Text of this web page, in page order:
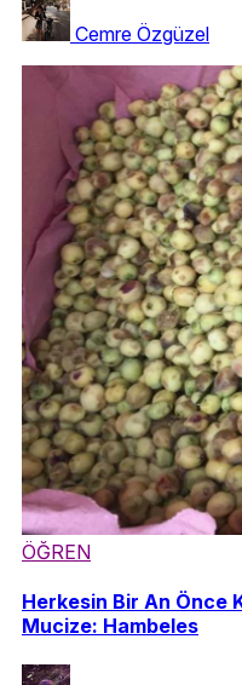
Cemre Özgüzel
ÖĞREN
Herkesin Bir An Önce
Mucize: Hambeles